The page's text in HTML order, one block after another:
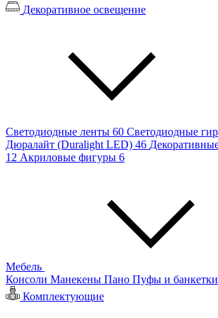
Декоративное освещение
Светодиодные ленты 60 Светодиодные
Дюралайт (Duralight LED) 46
12 Акриловые фигуры 6
Мебель
Консоли Манекены Пано Пуфы и банкетки
Комплектующие